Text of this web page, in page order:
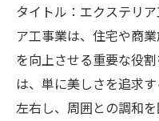
タイトル：エクステリ
ア工事業は、住宅や商
を向上させる重要な役
は、単に美しさを追求
左右し、周囲との調和